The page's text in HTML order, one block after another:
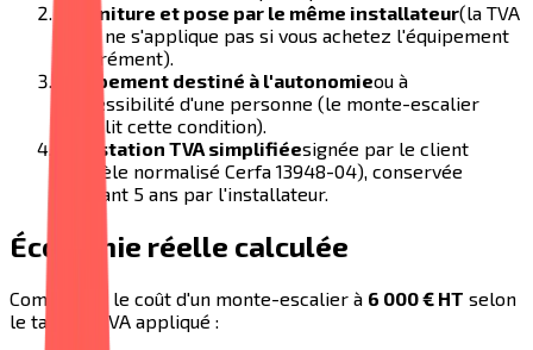
Fourniture et pose par le même installateur(la TVA
5,5% ne s'applique pas si vous achetez l'équipement
séparément).
Équipement destiné à l'autonomieou à
l'accessibilité d'une personne (le monte-escalier
remplit cette condition).
Attestation TVA simplifiéesignée par le client
(modèle normalisé Cerfa 13948-04), conservée
pendant 5 ans par l'installateur.
Économie réelle calculée
Comparons le coût d'un monte-escalier à 6 000 € HT selon
le taux de TVA appliqué :